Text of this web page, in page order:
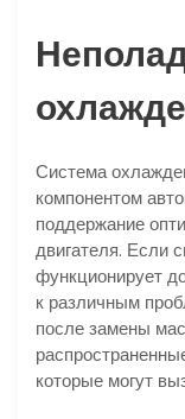
Система
компонентом
поддержание
двигателя. Если
функционирует
к различным
после замены
которые могут